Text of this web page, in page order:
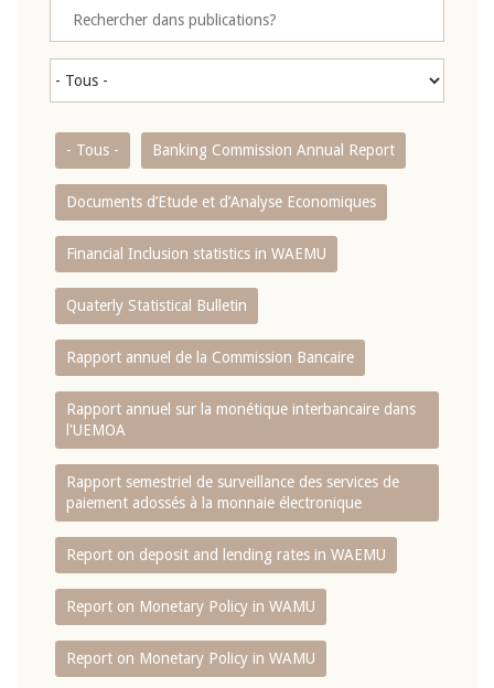
- Tous - Banking Commission Annual Report
Documents d’Etude et d’Analyse Economiques
Financial Inclusion statistics in WAEMU
Quaterly Statistical Bulletin
Rapport annuel de la Commission Bancaire
Rapport annuel sur la monétique interbancaire dans
l'UEMOA
Rapport semestriel de surveillance des services de
paiement adossés à la monnaie électronique
Report on deposit and lending rates in WAEMU
Report on Monetary Policy in WAMU
Report on Monetary Policy in WAMU